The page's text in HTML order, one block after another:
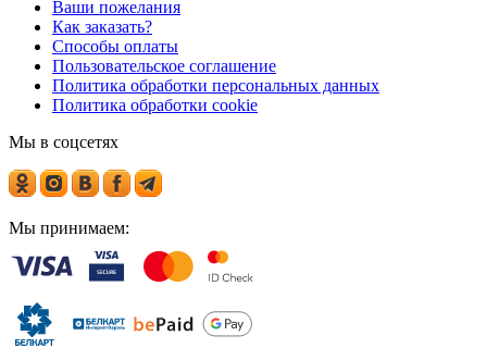
Ваши пожелания
Как заказать?
Способы оплаты
Пользовательское соглашение
Политика обработки персональных данных
Политика обработки cookie
Мы в соцсетях
Мы принимаем: